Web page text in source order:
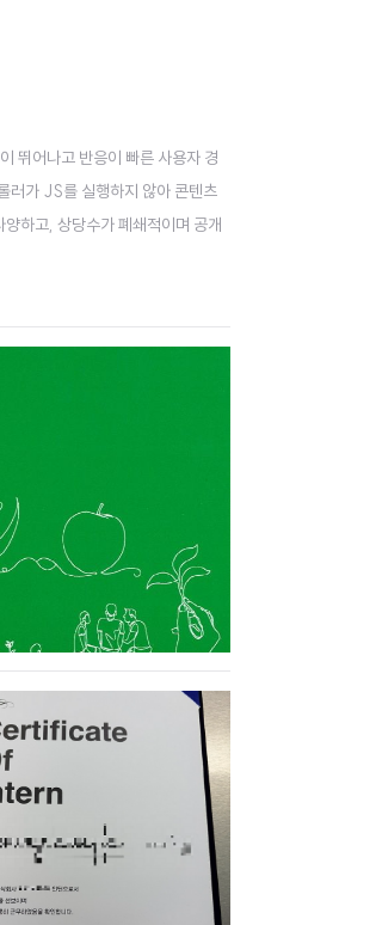
뛰어나고 반응이 빠른 사용자 경
러가 JS를 실행하지 않아 콘텐츠
하고, 상당수가 폐쇄적이며 공개